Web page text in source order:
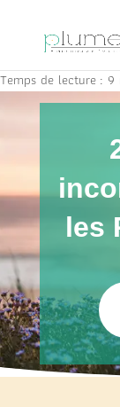
Temps de lecture : 9
les